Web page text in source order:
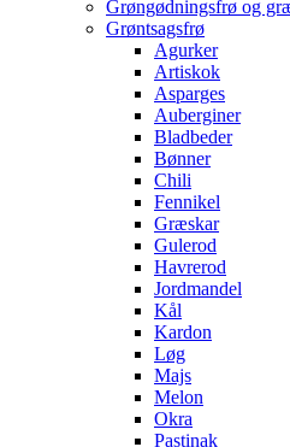
Grøngødningsfrø og
Grøntsagsfrø
Agurker
Artiskok
Asparges
Auberginer
Bladbeder
Bønner
Chili
Fennikel
Græskar
Gulerod
Havrerod
Jordmandel
Kål
Kardon
Løg
Majs
Melon
Okra
Pastinak